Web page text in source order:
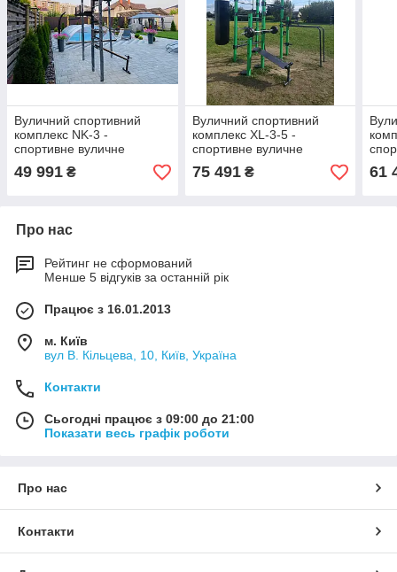
Вуличний спортивний
комплекс NK-3 -
спортивне вуличне
обладнання
49 991 ₴
Вуличний спортивний
комплекс XL-3-5 -
спортивне вуличне
обладнання
75 491₴ 61
Про нас
Рейтинг не сформований
Менше 5 відгуків за останній рік
Працює з 16.01.2013
м. Київ
вул В. Кільцева, 10, Київ, Україна
Контакти
Сьогодні працює з 09:00 до 21:00
Показати весь графік роботи
Про нас
Контакти